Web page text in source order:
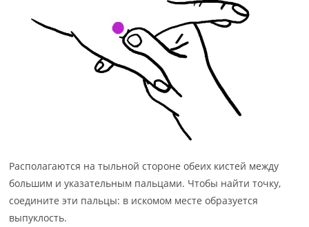
Располагаются на тыльной стороне обеих кистей между
большим и указательным пальцами. Чтобы найти точку,
соедините эти пальцы: в искомом месте образуется
выпуклость.